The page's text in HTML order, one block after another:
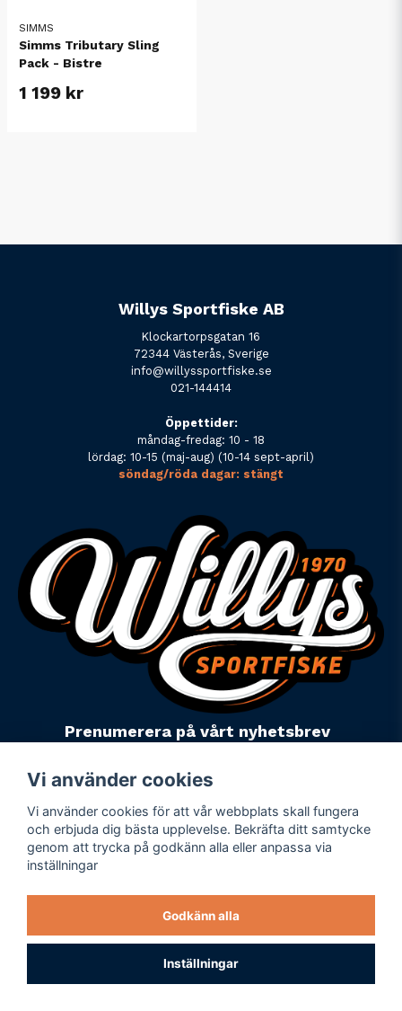
SIMMS
Simms Tributary Sling
Pack - Bistre
1 199 kr
Willys Sportfiske AB
Klockartorpsgatan 16
72344 Västerås, Sverige
info@willyssportfiske.se
021-144414
Öppettider:
måndag-fredag: 10 - 18
lördag: 10-15 (maj-aug) (10-14 sept-april)
söndag/röda dagar: stängt
Prenumerera på vårt nyhetsbrev
Powered by Nyehandel AB
Företagsuppgifter
Personuppgiftspolicy
Varumärken
Vi använder cookies
Vi använder cookies för att vår webbplats skall fungera
och erbjuda dig bästa upplevelse. Bekräfta ditt samtycke
genom att trycka på godkänn alla eller anpassa via
inställningar
Godkänn alla
Inställningar